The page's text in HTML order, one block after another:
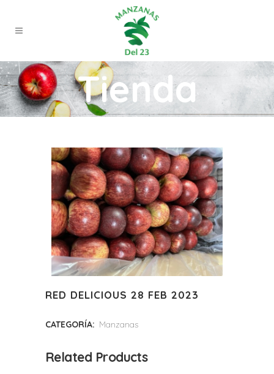
Tienda
RED DELICIOUS 28 FEB 2023
CATEGORÍA: Manzanas
Related Products